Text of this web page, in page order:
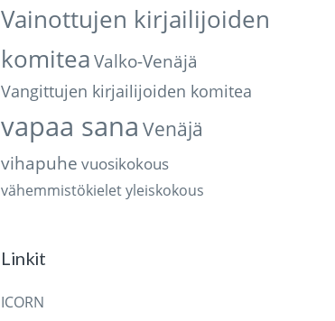
Vainottujen kirjailijoiden
komitea Valko-Venäjä
Vangittujen kirjailijoiden komitea
vapaa sana Venäjä
vihapuhe vuosikokous
vähemmistökieletyleiskokous
Linkit
ICORN